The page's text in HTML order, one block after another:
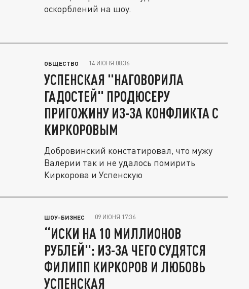
оскорблений на шоу.
ОБЩЕСТВО 14 ИЮНЯ 08:36
УСПЕНСКАЯ "НАГОВОРИЛА
ГАДОСТЕЙ" ПРОДЮСЕРУ
ПРИГОЖИНУ ИЗ-ЗА КОНФЛИКТА С
КИРКОРОВЫМ
Добровинский констатировал, что мужу
Валерии так и не удалось помирить
Киркорова и Успенскую
ШОУ-БИЗНЕС 09 ИЮНЯ 17:36
“ИСКИ НА 10 МИЛЛИОНОВ
РУБЛЕЙ": ИЗ-ЗА ЧЕГО СУДЯТСЯ
ФИЛИПП КИРКОРОВ И ЛЮБОВЬ
УСПЕНСКАЯ